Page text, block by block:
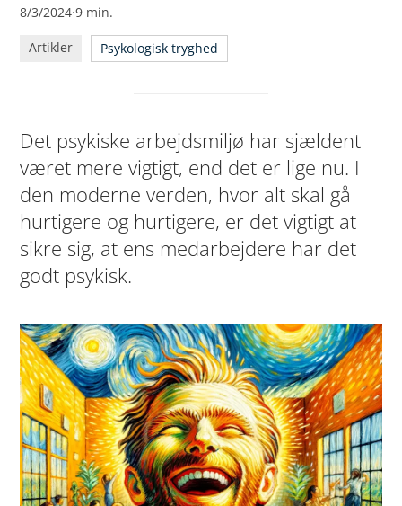
arbejdsmiljø
8/3/2024·9 min.
Artikler Psykologisk tryghed
Det psykiske arbejdsmiljø har sjældent
været mere vigtigt, end det er lige nu. I
den moderne verden, hvor alt skal gå
hurtigere og hurtigere, er det vigtigt at
sikre sig, at ens medarbejdere har det
godt psykisk.